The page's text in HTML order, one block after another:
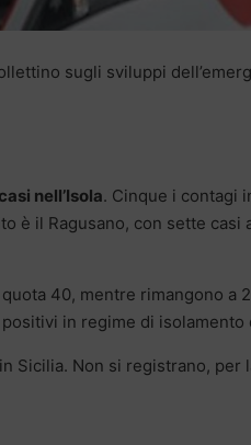
sugli sviluppi
nell’Isola. Cinque i contagi
è il Ragusano, con sette casi
40, mentre rimangono a
in regime di isolamento
Sicilia. Non si registrano, per